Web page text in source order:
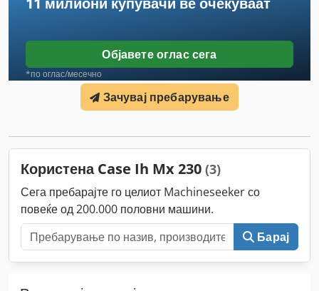
Објавете оглас сега
*по оглас/месечно
Зачувај пребарување
Користена Case Ih Mx 230 (3)
Сега пребарајте го целиот Machineseeker со
повеќе од 200.000 половни машини.
Барај